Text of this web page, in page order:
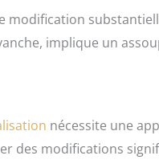
modification
implique un
nécessite une
des modifications